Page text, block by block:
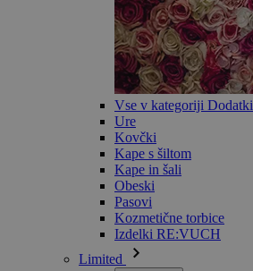
Vse v kategoriji Dodatki
Ure
Kovčki
Kape s šiltom
Kape in šali
Obeski
Pasovi
Kozmetične torbice
Izdelki RE:VUCH
Limited